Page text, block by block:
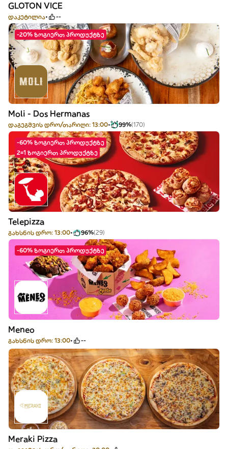
GLOTON VICE
დაკეტილია --
-20% ზოგიერთ პროდუქტზე
Moli - Dos Hermanas
დაგეგმვის დრო/თარიღი: 13:00 99%(170)
-60% ზოგიერთ პროდუქტზე
2=1 ზოგიერთ პროდუქტზე
Telepizza
გახსნის დრო: 13:00 96%(29)
-60% ზოგიერთ პროდუქტზე
Meneo
გახსნის დრო: 13:00 --
Meraki Pizza